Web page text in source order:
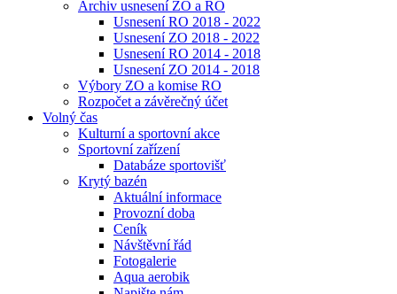
Archiv usnesení ZO a RO
Usnesení RO 2018 - 2022
Usnesení ZO 2018 - 2022
Usnesení RO 2014 - 2018
Usnesení ZO 2014 - 2018
Výbory ZO a komise RO
Rozpočet a závěrečný účet
Volný čas
Kulturní a sportovní akce
Sportovní zařízení
Databáze sportovišť
Krytý bazén
Aktuální informace
Provozní doba
Ceník
Návštěvní řád
Fotogalerie
Aqua aerobik